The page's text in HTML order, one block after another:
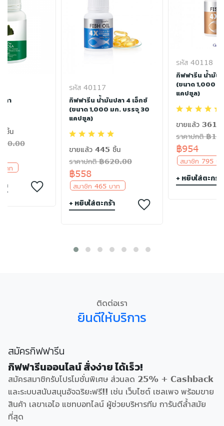
ลา
ชิ้น
าท
า
รหัส 40117
กิฟฟารีน น้ำมันปลา 4 เอ็กซ์
(ขนาด 1,000 มก. บรรจุ 30
แคปซูล)
ขายแล้ว 445 ชิ้น
ราคาปกติ ฿620.00
฿558
สมาชิก 465 บาท
+ หยิบใส่ตะกร้า
รหัส 40118
กิฟฟารีน น้ำมัน
(ขนาด 1,000
แคปซูล)
ขายแล้ว 361
ราคาปกติ ฿
฿954
สมาชิก 795
+ หยิบใส่ตะกร้า
ติดต่อเรา
ยินดีให้บริการ
สมัครกิฟฟารีน
กิฟฟารีนออนไลน์ สั่งง่าย ได้เร็ว!
สมัครสมาชิกรับโปรโมชั่นพิเศษ ส่วนลด 25% + Cashback
และระบบสนับสนุนอัจฉริยะฟรี!! เช่น เว็บไซต์ เซลเพจ พร้อมขาย
สินค้า เลขาเอไอ แชทบอทไลน์ ผู้ช่วยบริหารทีม การันตีล้ำสมัย
ที่สุด